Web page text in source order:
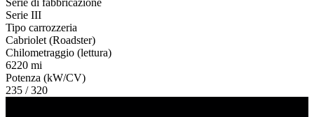
Serie di fabbricazione
Serie III
Tipo carrozzeria
Cabriolet (Roadster)
Chilometraggio (lettura)
6220 mi
Potenza (kW/CV)
235 / 320